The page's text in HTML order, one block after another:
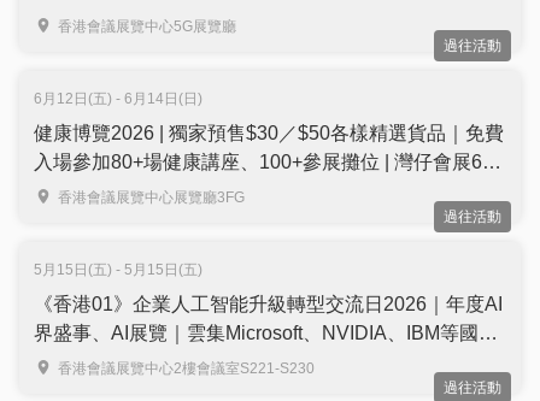
香港會議展覽中心5G展覽廳
過往活動
6月12日(五) - 6月14日(日)
健康博覽2026 | 獨家預售$30／$50各樣精選貨品｜免費
入場參加80+場健康講座、100+參展攤位 | 灣仔會展6月
舉行香港會議展覽中心展覽廳3FG
過往活動
5月15日(五) - 5月15日(五)
《香港01》企業人工智能升級轉型交流日2026｜年度AI
界盛事、AI展覽｜雲集Microsoft、NVIDIA、IBM等國際
品牌代表同場分享｜免費學ChatGPT、DeepSeek V4等
香港會議展覽中心2樓會議室S221-S230
過往活動